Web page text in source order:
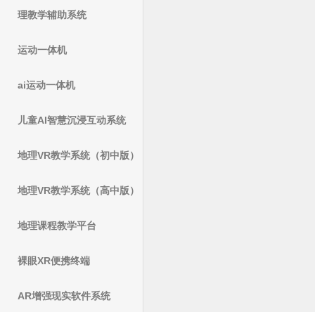
理教学辅助系统
运动一体机
ai运动一体机
儿童AI智慧沉浸互动系统
地理VR教学系统（初中版）
地理VR教学系统（高中版）
地理课程教学平台
裸眼XR便携终端
AR增强现实软件系统